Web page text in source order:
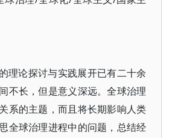
理论探讨与实践展开已有二十余
不长，但是意义深远。全球治理
系的主题，而且将长期影响人类
全球治理进程中的问题，总结经